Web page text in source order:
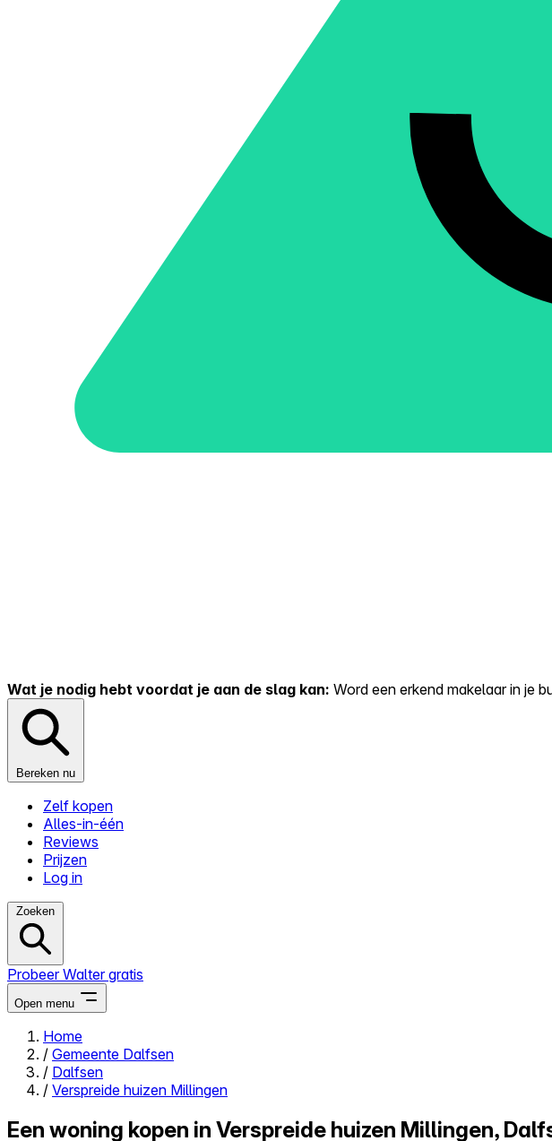
Wat je nodig hebt voordat je aan de slag kan: Word een erkend makelaar in je
Bereken nu
Zelf kopen
Alles-in-één
Reviews
Prijzen
Log in
Zoeken
Probeer Walter gratis
Open menu
Close menu
Home
/ Gemeente Dalfsen
/ Dalfsen
/ Verspreide huizen Millingen
Een woning kopen in Verspreide huizen Millingen,